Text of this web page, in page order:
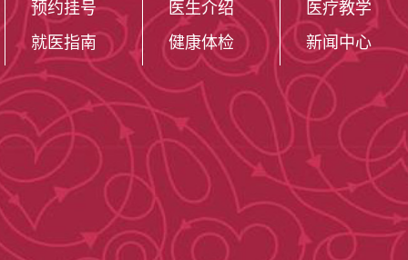
预约挂号
就医指南
医生介绍
健康体检
医疗教学
新闻中心